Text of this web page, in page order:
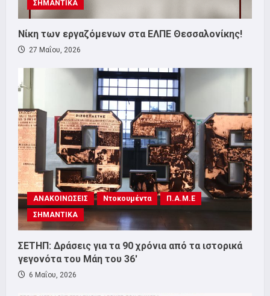
ΣΗΜΑΝΤΙΚΑ
Νίκη των εργαζόμενων στα ΕΛΠΕ Θεσσαλονίκης!
27 Μαΐου, 2026
ΑΝΑΚΟΙΝΩΣΕΙΣ Ντοκουμέντα
Π.Α.Μ.Ε
ΣΗΜΑΝΤΙΚΑ
ΣΕΤΗΠ: Δράσεις για τα 90 χρόνια από τα ιστορικά
γεγονότα του Μάη του 36′
6 Μαΐου, 2026